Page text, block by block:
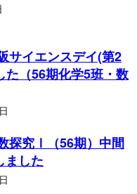
サイエンスデイ(第2
た（56期化学5班・数
探究Ⅰ（56期）中間
ました